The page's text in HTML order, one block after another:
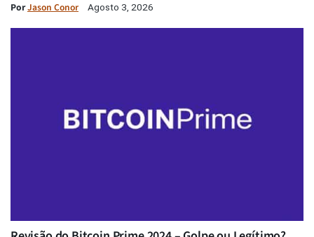
PorJason Conor Agosto 3, 2026